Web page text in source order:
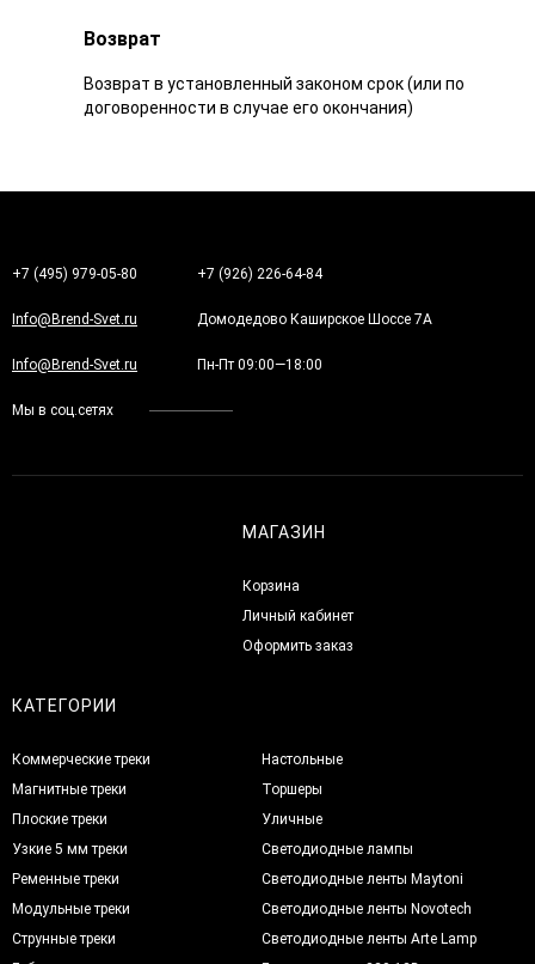
Возврат
Возврат в установленный законом срок (или по
договоренности в случае его окончания)
+7 (495) 979-05-80 +7 (926) 226-64-84
Info@Brend-Svet.ru Домодедово Каширское Шоссе 7А
Info@Brend-Svet.ru Пн-Пт 09:00—18:00
Мы в соц.сетях
МАГАЗИН
Корзина
Личный кабинет
Оформить заказ
КАТЕГОРИИ
Коммерческие треки
Магнитные треки
Плоские треки
Узкие 5 мм треки
Ременные треки
Модульные треки
Струнные треки
Настольные
Торшеры
Уличные
Светодиодные лампы
Светодиодные ленты Maytoni
Светодиодные ленты Novotech
Светодиодные ленты Arte Lamp